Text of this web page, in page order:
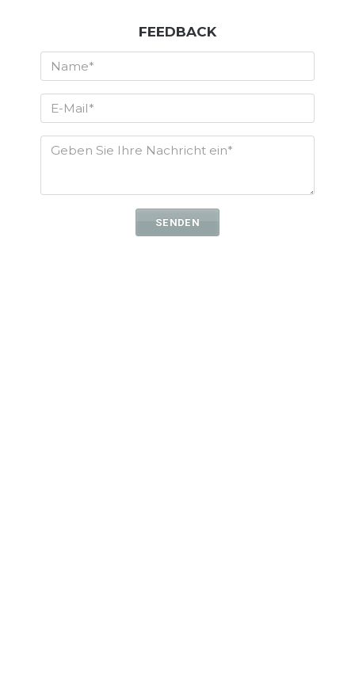
FEEDBACK